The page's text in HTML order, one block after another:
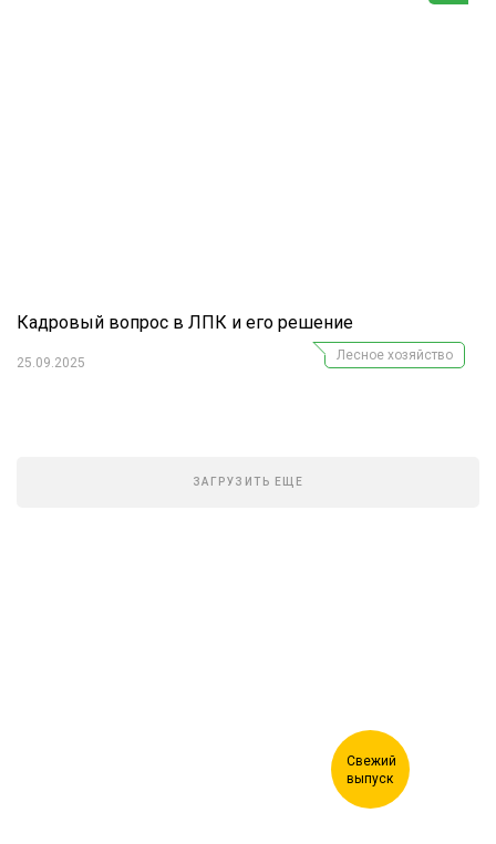
Кадровый вопрос в ЛПК и его решение
25.09.2025
Лесное хозяйство
ЗАГРУЗИТЬ ЕЩЕ